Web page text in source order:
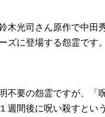
木光司さん原作で中田
ズに登場する怨霊です。
不要の怨霊ですが、「
週間後に呪い殺すとい